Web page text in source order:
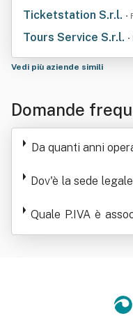
Ticketstation S.r.l. •
Tours Service S.r.l.
Vedi più aziende simili
Domande
avellers
sabilita'
Da quanti anni
ata
Dov'è la sede
ficata
Quale P.IVA è
Operators